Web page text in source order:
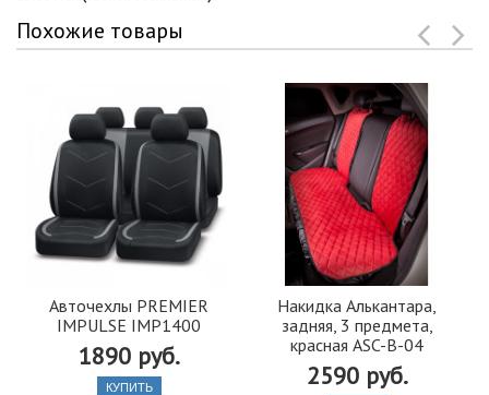
Похожие товары
Авточехлы PREMIER
IMPULSE IMP1400
1890 руб.
КУПИТЬ
Накидка Алькантара,
задняя, 3 предмета,
красная ASC-B-04
2590 руб.